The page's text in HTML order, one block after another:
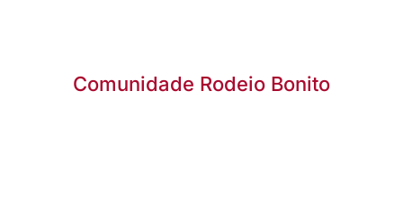
Comunidade Rodeio Bonito